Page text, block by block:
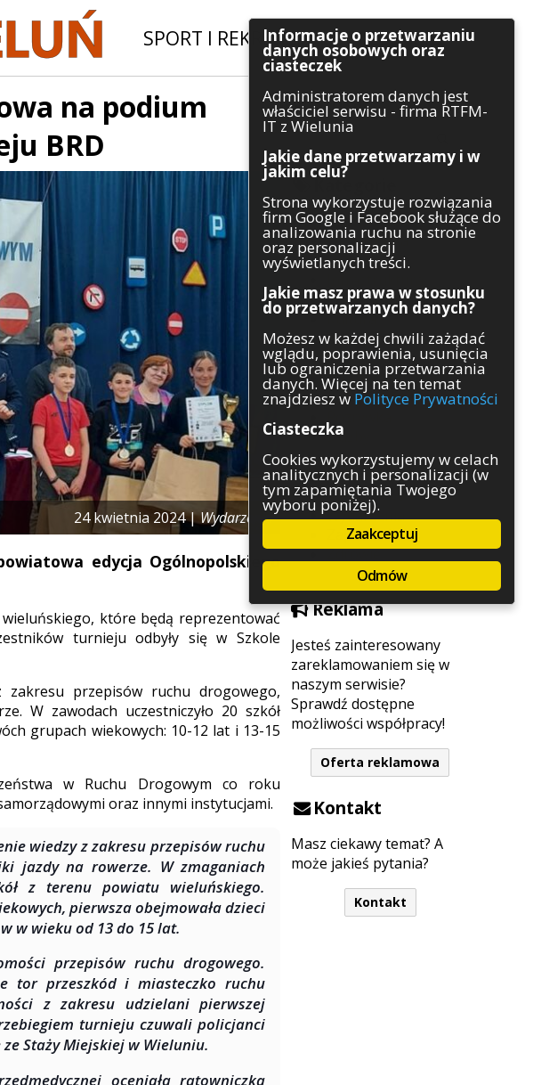
SPORT I REKREACJA|INWESTYCJE
Szukaj
Kategorie
Architektura
Gospodarka
Handel
Komunikaty
Kultura
Polityka
Pozostałe
Psychologia
Rolnictwo
Służby
Sport
Środowisko
Szkolnictwo
Wydarzenia
Zapowiedzi
Zdrowie
Reklama
Jesteś zainteresowany
zareklamowaniem się w
naszym serwisie?
Sprawdź dostępne
możliwości współpracy!
Oferta reklamowa
Kontakt
Masz ciekawy temat? A
może jakieś pytania?
Kontakt
na podium
BRD
24 kwietnia 2024 |Wydarzenia
edycja Ogólnopolskiego
które będą reprezentować
turnieju odbyły się w Szkole
zakresu przepisów ruchu drogowego,
W zawodach uczestniczyło 20 szkół
grupach wiekowych: 10-12 lat i 13-15
w Ruchu Drogowym co roku
oraz innymi instytucjami.
wiedzy z zakresu przepisów ruchu
jazdy na rowerze. W zmaganiach
z terenu powiatu wieluńskiego.
pierwsza obejmowała dzieci
w wieku od 13 do 15 lat.
przepisów ruchu drogowego.
tor przeszkód i miasteczko ruchu
z zakresu udzielani pierwszej
turnieju czuwali policjanci
Staży Miejskiej w Wieluniu.
oceniała ratowniczka
Informacje o przetwarzaniu
danych osobowych oraz
ciasteczek
Administratorem danych jest
właściciel serwisu - firma RTFM-
IT z Wielunia
Jakie dane przetwarzamy i w
jakim celu?
Strona wykorzystuje rozwiązania
firm Google i Facebook służące do
analizowania ruchu na stronie
oraz personalizacji
wyświetlanych treści.
Jakie masz prawa w stosunku
do przetwarzanych danych?
Możesz w każdej chwili zażądać
wglądu, poprawienia, usunięcia
lub ograniczenia przetwarzania
danych. Więcej na ten temat
znajdziesz w Polityce Prywatności
Ciasteczka
Cookies wykorzystujemy w celach
analitycznych i personalizacji (w
tym zapamiętania Twojego
wyboru poniżej).
Zaakceptuj
Odmów